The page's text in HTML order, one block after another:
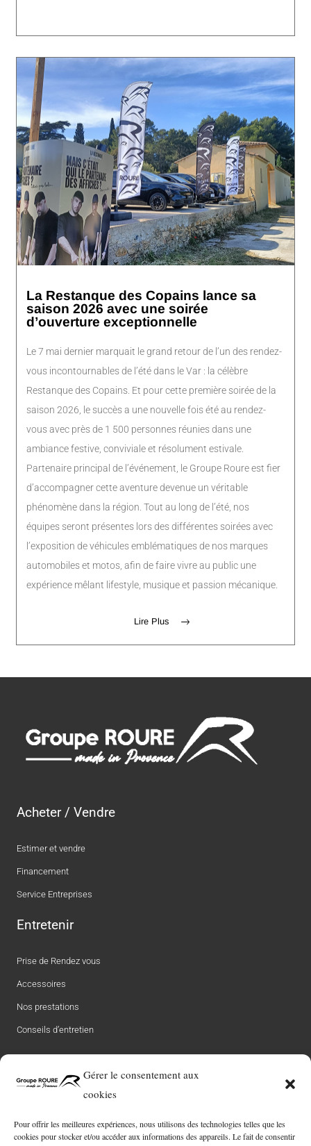
Gérer le consentement aux
cookies
Pour offrir les meilleures expériences, nous utilisons des technologies telles que les
cookies pour stocker et/ou accéder aux informations des appareils. Le fait de consentir
La Restanque des Copains lance sa
saison 2026 avec une soirée
d’ouverture exceptionnelle
Le 7 mai dernier marquait le grand retour de l’un des rendez-
vous incontournables de l’été dans le Var : la célèbre
Restanque des Copains. Et pour cette première soirée de la
saison 2026, le succès a une nouvelle fois été au rendez-
vous avec près de 1 500 personnes réunies dans une
ambiance festive, conviviale et résolument estivale.
Partenaire principal de l’événement, le Groupe Roure est fier
d’accompagner cette aventure devenue un véritable
phénomène dans la région. Tout au long de l’été, nos
équipes seront présentes lors des différentes soirées avec
l’exposition de véhicules emblématiques de nos marques
automobiles et motos, afin de faire vivre au public une
expérience mêlant lifestyle, musique et passion mécanique.
Lire Plus
Acheter / Vendre
Estimer et vendre
Financement
Service Entreprises
Entretenir
Prise de Rendez vous
Accessoires
Nos prestations
Conseils d’entretien
L’équipe Roure
Carrière